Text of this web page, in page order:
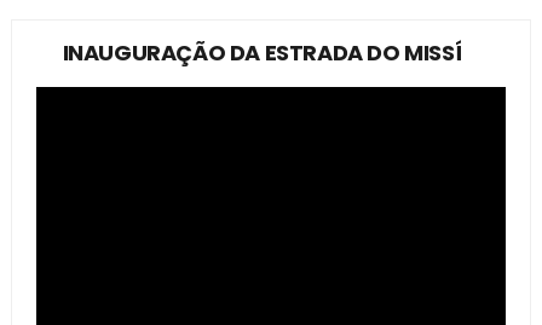
INAUGURAÇÃO DA ESTRADA DO MISSÍ